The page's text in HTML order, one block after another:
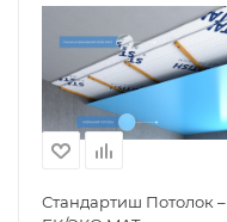
Стандартиш Потолок –